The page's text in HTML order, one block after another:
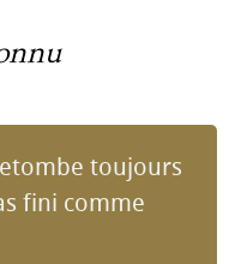
toujours
fini comme